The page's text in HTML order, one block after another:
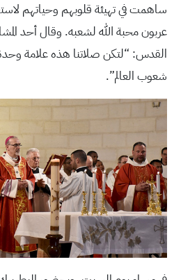
ساهمت في تهيئة قلوبهم وحياتهم
عربون محبة الله لشعبه. وقال أحد
القدس: “لتكن صلاتنا هذه علامة
شعوب العالم”.